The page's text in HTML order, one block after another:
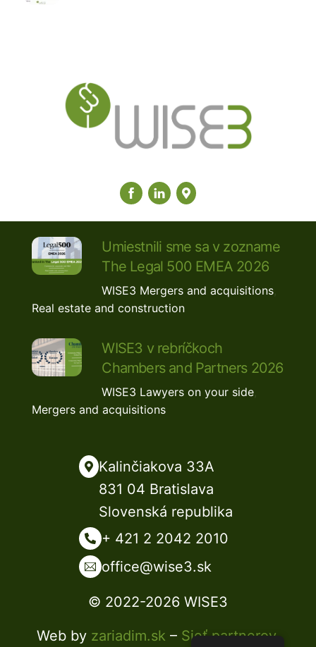
Umiestnili sme sa v zozname
The Legal 500 EMEA 2026
WISE3 Mergers and acquisitions,
Real estate and construction
WISE3 v rebríčkoch
Chambers and Partners 2026
WISE3 Lawyers on your side
Mergers and acquisitions
Kalinčiakova 33A
831 04 Bratislava
Slovenská republika
+ 421 2 2042 2010
office@wise3.sk
© 2022-2026 WISE3
Web by zariadim.sk – Sieť partnerov.